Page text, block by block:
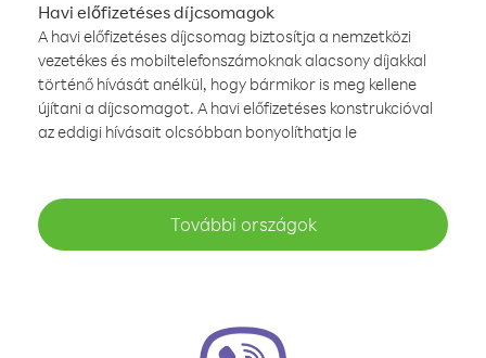
Havi előfizetéses díjcsomagok
A havi előfizetéses díjcsomag biztosítja a nemzetközi
vezetékes és mobiltelefonszámoknak alacsony díjakkal
történő hívását anélkül, hogy bármikor is meg kellene
újítani a díjcsomagot. A havi előfizetéses konstrukcióval
az eddigi hívásait olcsóbban bonyolíthatja le
További országok